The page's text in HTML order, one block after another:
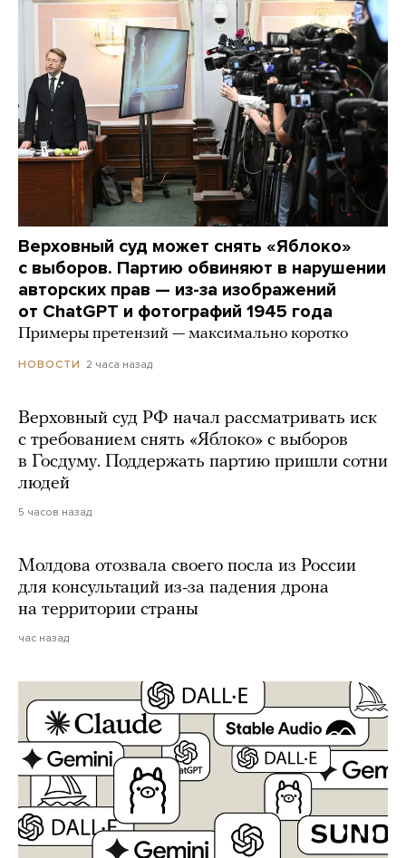
Верховный суд может снять «Яблоко»
с выборов. Партию обвиняют в нарушении
авторских прав — из-за изображений
от ChatGPT и фотографий 1945 года
Примеры претензий — максимально коротко
НОВОСТИ 2 часа назад
Верховный суд РФ начал рассматривать иск
с требованием снять «Яблоко» с выборов
в Госдуму. Поддержать партию пришли сотни
людей
5 часов назад
Молдова отозвала своего посла из России
для консультаций из-за падения дрона
на территории страны
час назад